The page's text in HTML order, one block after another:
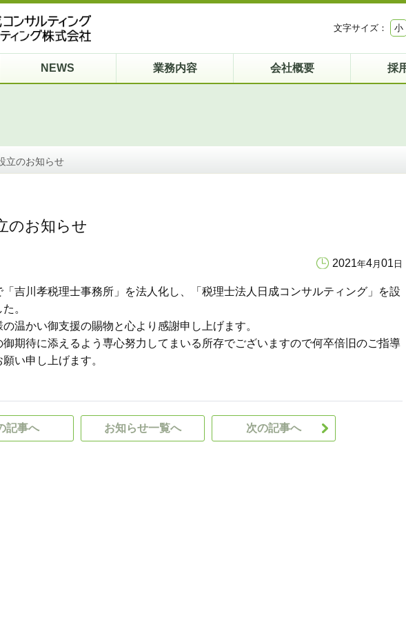
文字サイズ： 小
NEWS 業務内容 会社概要 採
立のお知らせ
のお知らせ
2021年4月 01 日
吉川孝税理士事務所」を法人化し、「税理士法人日成コンサルティング」を設
。
温かい御支援の賜物と心より感謝申し上げます。
期待に添えるよう専心努力してまいる所存でございますので何卒倍旧のご指導
い申し上げます。
記事へ お知らせ一覧へ 次の記事へ